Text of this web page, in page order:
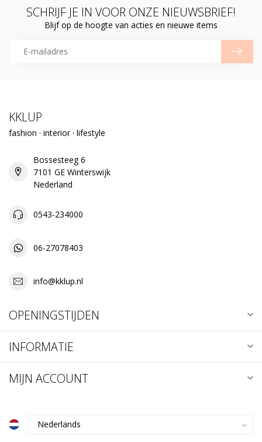
SCHRIJF JE IN VOOR ONZE NIEUWSBRIEF!
Blijf op de hoogte van acties en nieuwe items
KKLUP
fashion · interior · lifestyle
Bossesteeg 6
7101 GE Winterswijk
Nederland
0543-234000
06-27078403
info@kklup.nl
OPENINGSTIJDEN
INFORMATIE
MIJN ACCOUNT